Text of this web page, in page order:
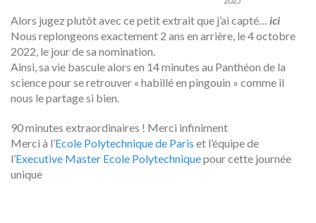
Alors jugez plutôt avec ce petit extrait que j’ai capté… ici
Nous replongeons exactement 2 ans en arrière, le 4 octobre
2022, le jour de sa nomination.
Ainsi, sa vie bascule alors en 14 minutes au Panthéon de la
science pour se retrouver « habillé en pingouin » comme il
nous le partage si bien.
90 minutes extraordinaires ! Merci infiniment
Merci à l’Ecole Polytechnique de Paris et l’équipe de
l’Executive Master Ecole Polytechniquepour cette journée
unique